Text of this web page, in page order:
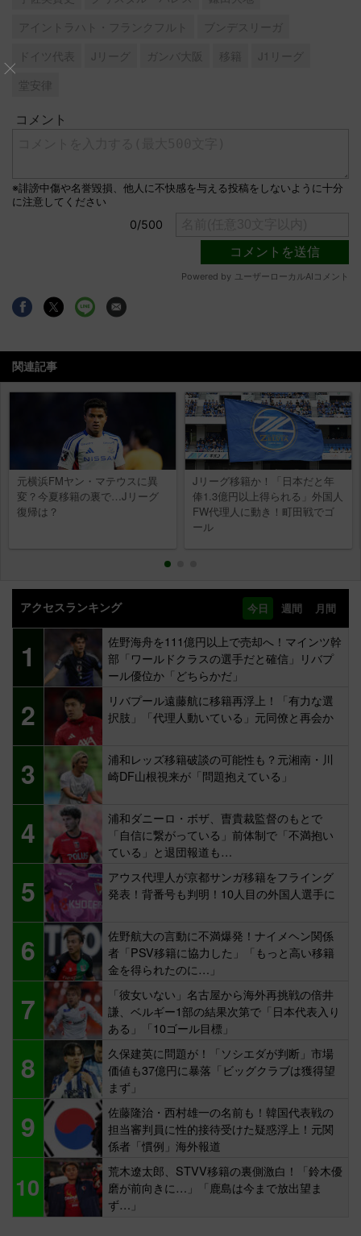
アイントラハト・フランクフルト
ブンデスリーガ
ドイツ代表
Jリーグ ガンバ大阪 移籍
J1リーグ
堂安律
関連記事
元横浜FMヤン・マテウスに異
変？今夏移籍の裏で…Jリーグ
復帰は？
Jリーグ移籍か！「日本だと年
俸1.3億円以上得られる」外国人
FW代理人に動き！町田戦でゴ
ール
アクセスランキング 今日 週間 月間
1
佐野海舟を111億円以上で売却へ！マインツ幹
部「ワールドクラスの選手だと確信」リバプ
ール優位か「どちらかだ」
2
リバプール遠藤航に移籍再浮上！「有力な選
択肢」「代理人動いている」元同僚と再会か
3
浦和レッズ移籍破談の可能性も？元湘南・川
崎DF山根視来が「問題抱えている」
4
浦和ダニーロ・ボザ、曺貴裁監督のもとで
「自信に繋がっている」前体制で「不満抱い
ている」と退団報道も…
5
アウス代理人が京都サンガ移籍をフライング
発表！背番号も判明！10人目の外国人選手に
6
佐野航大の言動に不満爆発！ナイメヘン関係
者「PSV移籍に協力した」「もっと高い移籍
金を得られたのに…」
7
「彼女いない」名古屋から海外再挑戦の倍井
謙、ベルギー1部の結果次第で「日本代表入り
ある」「10ゴール目標」
8
久保建英に問題が！「ソシエダが判断」市場
価値も37億円に暴落「ビッグクラブは獲得望
まず」
9
佐藤隆治・西村雄一の名前も！韓国代表戦の
担当審判員に性的接待受けた疑惑浮上！元関
係者「慣例」海外報道
10
荒木遼太郎、STVV移籍の裏側激白！「鈴木優
磨が前向きに…」「鹿島は今まで放出望ま
ず…」